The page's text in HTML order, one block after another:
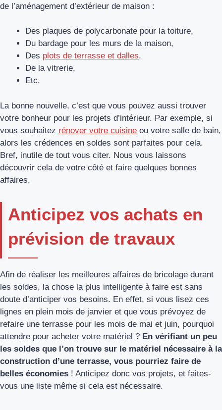
de l’aménagement d’extérieur de maison :
Des plaques de polycarbonate pour la toiture,
Du bardage pour les murs de la maison,
Des plots de terrasse et dalles,
De la vitrerie,
Etc.
La bonne nouvelle, c’est que vous pouvez aussi trouver
votre bonheur pour les projets d’intérieur. Par exemple, si
vous souhaitez rénover votre cuisine ou votre salle de bain,
alors les crédences en soldes sont parfaites pour cela.
Bref, inutile de tout vous citer. Nous vous laissons
découvrir cela de votre côté et faire quelques bonnes
affaires.
Anticipez vos achats en
prévision de travaux
Afin de réaliser les meilleures affaires de bricolage durant
les soldes, la chose la plus intelligente à faire est sans
doute d’anticiper vos besoins. En effet, si vous lisez ces
lignes en plein mois de janvier et que vous prévoyez de
refaire une terrasse pour les mois de mai et juin, pourquoi
attendre pour acheter votre matériel ? En vérifiant un peu
les soldes que l’on trouve sur le matériel nécessaire à la
construction d’une terrasse, vous pourriez faire de
belles économies ! Anticipez donc vos projets, et faites-
vous une liste même si cela est nécessaire.